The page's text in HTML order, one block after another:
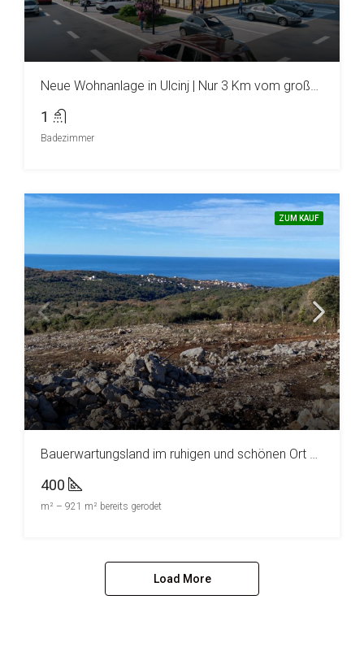
Neue Wohnanlage in Ulcinj | Nur 3 Km vom großen Strand entfernt
1
Badezimmer
ZUM KAUF
Bauerwartungsland im ruhigen und schönen Ort Kunje
400
m² – 921 m² bereits gerodet
Load More